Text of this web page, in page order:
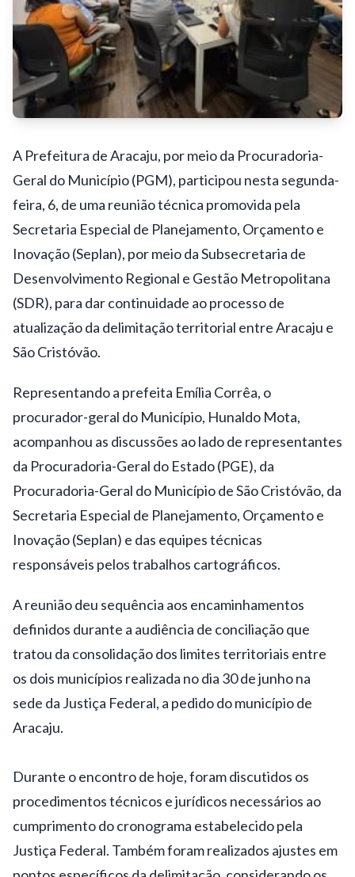
A Prefeitura de Aracaju, por meio da Procuradoria-
Geral do Município (PGM), participou nesta segunda-
feira, 6, de uma reunião técnica promovida pela
Secretaria Especial de Planejamento, Orçamento e
Inovação (Seplan), por meio da Subsecretaria de
Desenvolvimento Regional e Gestão Metropolitana
(SDR), para dar continuidade ao processo de
atualização da delimitação territorial entre Aracaju e
São Cristóvão.
Representando a prefeita Emília Corrêa, o
procurador-geral do Município, Hunaldo Mota,
acompanhou as discussões ao lado de representantes
da Procuradoria-Geral do Estado (PGE), da
Procuradoria-Geral do Município de São Cristóvão, da
Secretaria Especial de Planejamento, Orçamento e
Inovação (Seplan) e das equipes técnicas
responsáveis pelos trabalhos cartográficos.
A reunião deu sequência aos encaminhamentos
definidos durante a audiência de conciliação que
tratou da consolidação dos limites territoriais entre
os dois municípios realizada no dia 30 de junho na
sede da Justiça Federal, a pedido do município de
Aracaju.
Durante o encontro de hoje, foram discutidos os
procedimentos técnicos e jurídicos necessários ao
cumprimento do cronograma estabelecido pela
Justiça Federal. Também foram realizados ajustes em